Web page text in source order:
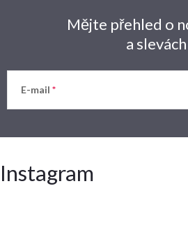
Mějte přehled o
a slevách
E-mail
Instagram